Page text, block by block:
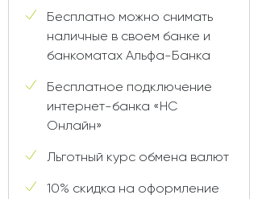
Бесплатно можно снимать
наличные в своем банке и
банкоматах Альфа-Банка
Бесплатное подключение
интернет-банка «НС
Онлайн»
Льготный курс обмена валют
10% скидка на оформление